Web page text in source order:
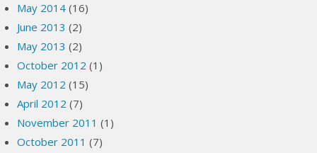
May 2014 (16)
June 2013 (2)
May 2013 (2)
October 2012 (1)
May 2012 (15)
April 2012 (7)
November 2011 (1)
October 2011 (7)